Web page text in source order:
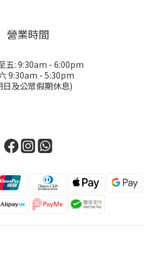
營業時間
五: 9:30am - 6:00pm
9:30am - 5:30pm
日及公眾假期休息)